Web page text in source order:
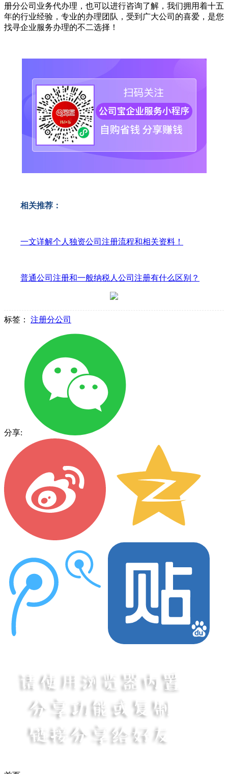
册分公司业务代办理，也可以进行咨询了解，我们拥用着十五
年的行业经验，专业的办理团队，受到广大公司的喜爱，是您
找寻企业服务办理的不二选择！
相关推荐：
一文详解个人独资公司注册流程和相关资料！
普通公司注册和一般纳税人公司注册有什么区别？
标签： 注册分公司
分享: